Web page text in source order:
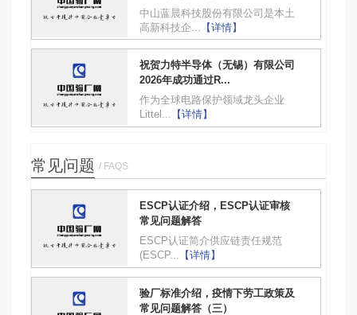
中山蓝晨科技股份有限公司是本土
高新科技企...
【详情】
祝贺力特半导体（无锡）有限公司
2026年成功通过R...
作为全球电路保护领域龙头企业
Littel... 【详情】
常见问题 / FAQS
ESCP认证介绍，ESCP认证审核
常见问题解答
ESCP认证简介供应链责任规范
(ESCP... 【详情】
验厂标准介绍，疫情下劳工政策及
常见问题解答（三）